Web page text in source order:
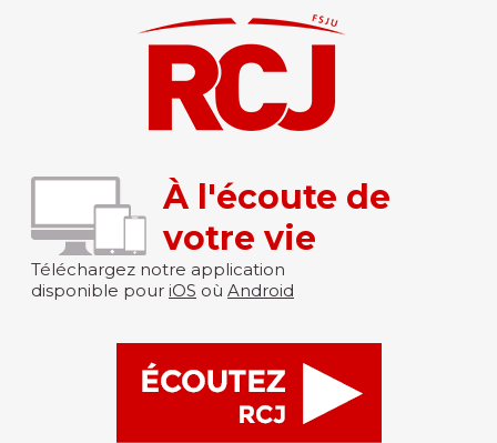
À l'écoute de
votre vie
Téléchargez notre application
disponible pour iOS où Android